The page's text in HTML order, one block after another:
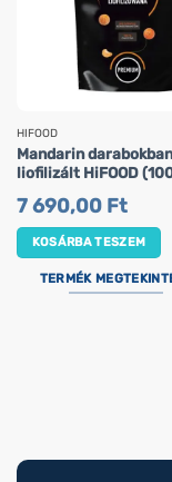
HIFOOD
Mandarin
liofilizált HiFOOD
7 690,00 Ft
KOSÁRBA TESZEM
TERMÉK